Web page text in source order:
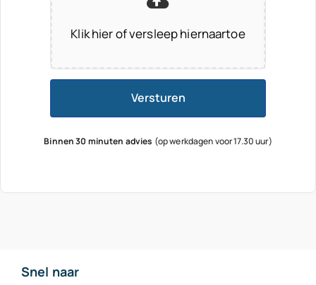
Klik hier of versleep hiernaartoe
Versturen
Binnen 30 minuten advies (op werkdagen voor 17.30 uur)
Snel naar